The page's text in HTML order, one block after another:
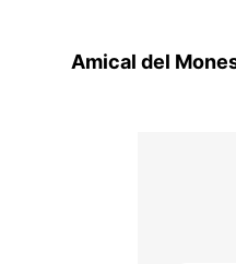
Amical del